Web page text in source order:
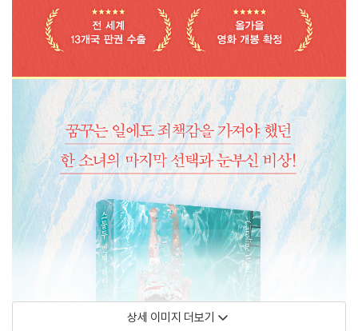
상세 이미지 더보기